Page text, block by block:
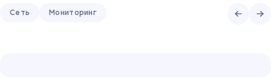
Сеть Мониторинг